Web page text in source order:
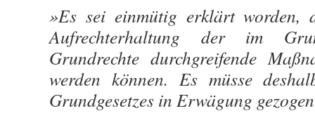
»Es sei einmütig erklärt worden,
Aufrechterhaltung der im
Grundrechte durchgreifende
werden können. Es müsse
Grundgesetzes in Erwägung